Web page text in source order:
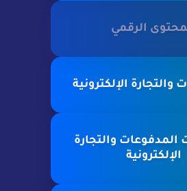
الرقمي
والتجارة الإلكترونية
المدفوعات والتجارة
الإلكترونية